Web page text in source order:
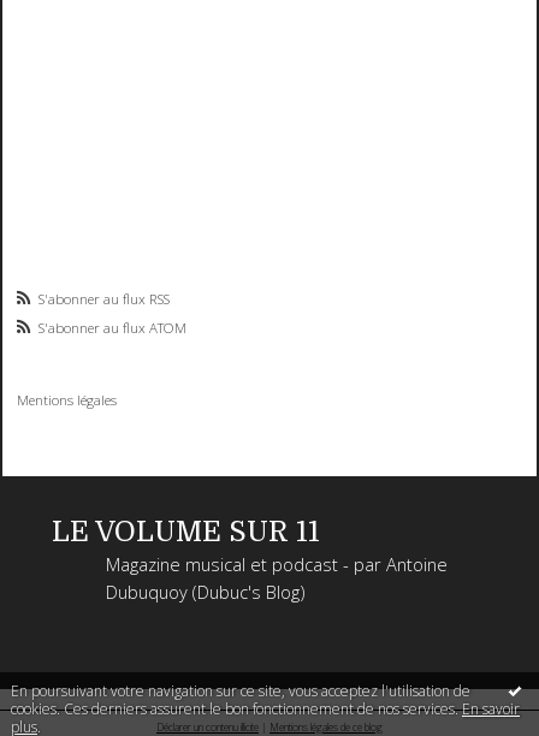
En poursuivant votre navigation sur ce site, vous acceptez l'utilisation de
cookies. Ces derniers assurent le bon fonctionnement de nos services.En savoir
plus.
S'abonner au flux RSS
S'abonner au flux ATOM
Mentions légales
LE VOLUME SUR 11
Magazine musical et podcast - par Antoine
Dubuquoy (Dubuc's Blog)
Déclarer un contenu illicite | Mentions légales de ce blog